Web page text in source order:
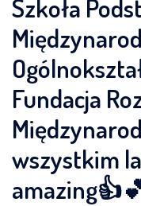
Szkoła
Fundacja
wszystkim